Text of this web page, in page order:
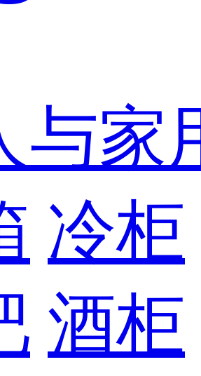
与家
冷柜
酒柜